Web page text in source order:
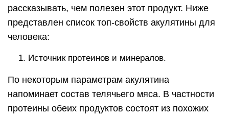
рассказывать, чем полезен этот продукт. Ниже
представлен список топ-свойств акулятины для
человека:
Источник протеинов и минералов.
По некоторым параметрам акулятина
напоминает состав телячьего мяса. В частности
протеины обеих продуктов состоят из похожих